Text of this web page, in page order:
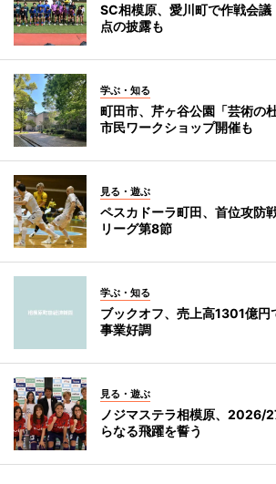
SC相模原、愛川町で作戦会
点の披露も
学ぶ・知る
町田市、芹ヶ谷公園「芸術の
市民ワークショップ開催も
見る・遊ぶ
ペスカドーラ町田、首位攻
リーグ第8節
学ぶ・知る
ブックオフ、売上高1301億
事業好調
見る・遊ぶ
ノジマステラ相模原、2026/
らなる飛躍を誓う